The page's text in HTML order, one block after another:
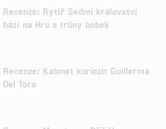
Recenze: Rytíř Sedmi království
hází na Hru o trůny bobek
Recenze: Kabinet kuriozit Guillerma
Del Tora